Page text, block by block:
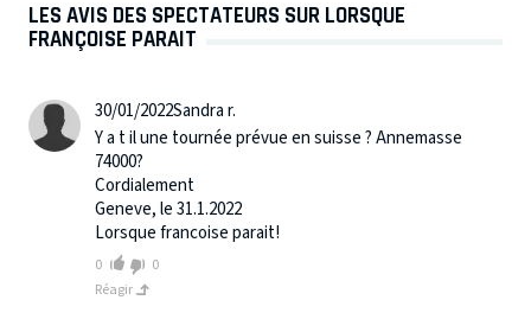
LES AVIS DES SPECTATEURS SUR LORSQUE
FRANÇOISE PARAIT
30/01/2022Sandra r.
Y a t il une tournée prévue en suisse ? Annemasse
74000?
Cordialement
Geneve, le 31.1.2022
Lorsque francoise parait!
0
0
Réagir